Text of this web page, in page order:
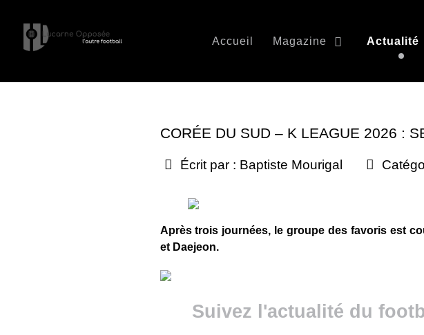
Accueil Magazine Actualité
CORÉE DU SUD – K LEAGUE 2026 :
Écrit par : Baptiste Mourigal
Après trois journées, le groupe des favoris est
et Daejeon.
Suivez l'actualité du